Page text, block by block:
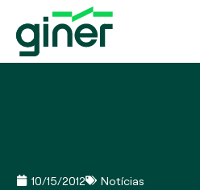
10/15/2012 Notícias